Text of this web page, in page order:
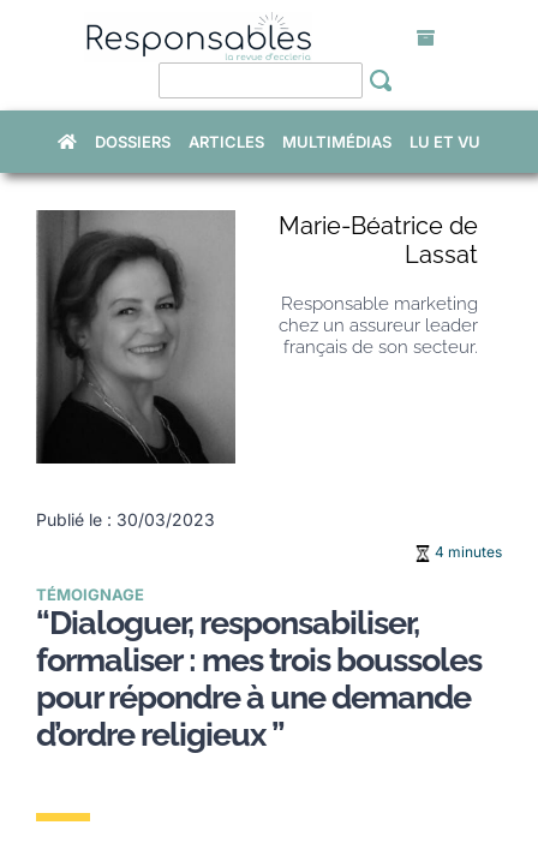
DOSSIERS ARTICLES MULTIMÉDIAS LU ET VU
Marie-Béatrice de
Lassat
Responsable marketing
chez un assureur leader
français de son secteur.
Publié le : 30/03/2023
4 minutes
TÉMOIGNAGE
“Dialoguer, responsabiliser,
formaliser : mes trois boussoles
pour répondre à une demande
d’ordre religieux ”